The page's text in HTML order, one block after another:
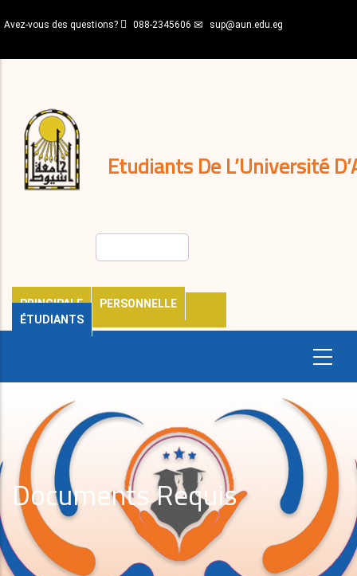
au
principal
Avez-vous des questions? 088-2345606 sup@aun.edu.eg
Etudiants De L’Université
PRINCIPALE
PERSONNELLE
ÉTUDIANTS
décisions
Expatriés
Journal
Documents Requis